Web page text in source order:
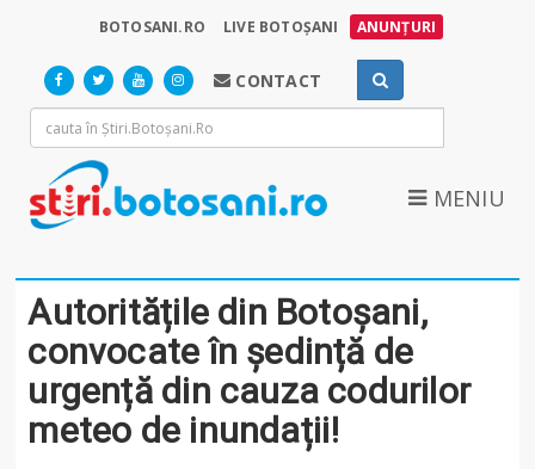
BOTOSANI.RO LIVE BOTOȘANI ANUNȚURI
CONTACT
MENIU
Autoritățile din Botoșani,
convocate în ședință de
urgență din cauza codurilor
meteo de inundații!